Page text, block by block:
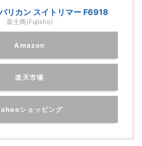
リカン スイトリマー F6918
富士商(Fujisho)
Amazon
楽天市場
ショッピング